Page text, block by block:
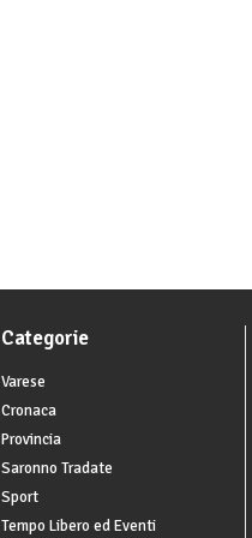
Categorie
Varese
Cronaca
Provincia
Saronno Tradate
Sport
Tempo Libero ed Eventi